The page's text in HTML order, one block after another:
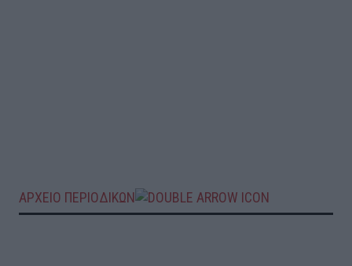
ΑΡΧΕΙΟ ΠΕΡΙΟΔΙΚΩΝ